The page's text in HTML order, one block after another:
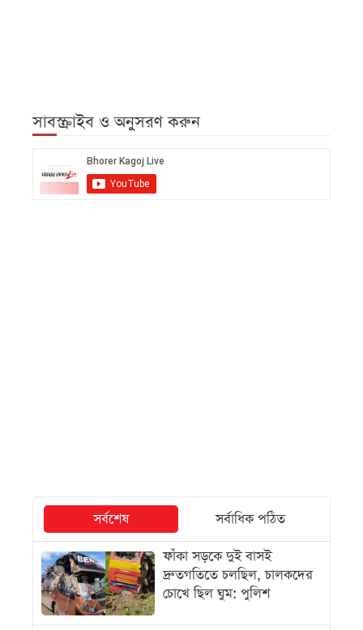
সাবস্ক্রাইব ও অনুসরণ করুন
সর্বশেষ
সর্বাধিক পঠিত
ফাঁকা সড়কে দুই বাসই
দ্রুতগতিতে চলছিল, চালকদের
চোখে ছিল ঘুম: পুলিশ